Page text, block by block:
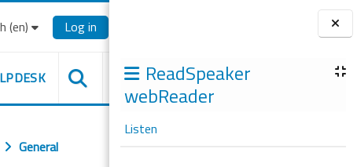
Blocks
ReadSpeaker
webReader
Listen
‎(en)‎ Log in
General